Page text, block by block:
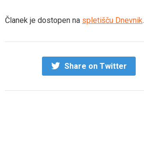
Članek je dostopen na spletišču Dnevnik.
Share on Twitter